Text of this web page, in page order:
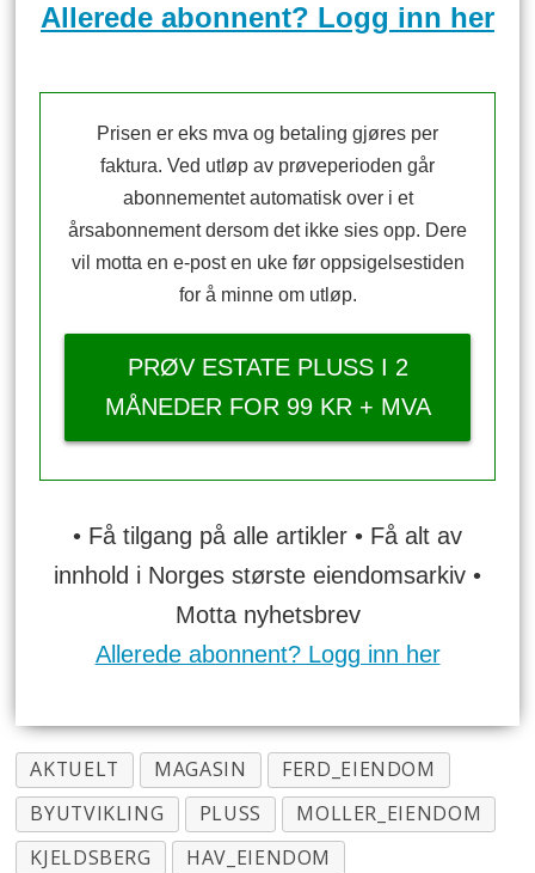
Allerede abonnent? Logg inn her
Prisen er eks mva og betaling gjøres per
faktura. Ved utløp av prøveperioden går
abonnementet automatisk over i et
årsabonnement dersom det ikke sies opp. Dere
vil motta en e-post en uke før oppsigelsestiden
for å minne om utløp.
PRØV ESTATE PLUSS I 2
MÅNEDER FOR 99 KR + MVA
• Få tilgang på alle artikler • Få alt av
innhold i Norges største eiendomsarkiv •
Motta nyhetsbrev
Allerede abonnent? Logg inn her
AKTUELT MAGASIN
FERD_EIENDOM
BYUTVIKLING
PLUSS
MOLLER_EIENDOM
KJELDSBERG
HAV_EIENDOM